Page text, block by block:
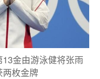
金由游泳健将张雨
两枚金牌